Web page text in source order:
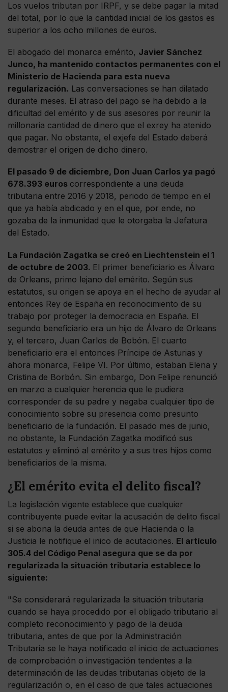
Los vuelos tributan por IRPF, y se debe pagar la mitad
del total, por lo que la cantidad inicial de los gastos es
superior a los ocho millones de euros.
El abogado del monarca emérito, Javier Sánchez
Junco, ha mantenido contactos permanentes con el
Ministerio de Hacienda para esta nueva
regularización. Las conversaciones se han dilatado
durante meses. El atraso del pago se ha debido a la
dificultad del emérito y de sus asesores por reunir la
millonaria cantidad de dinero que el exrey ha atenido
que pagar. No obstante, el exjefe del Estado deberá
demostrar el origen de dicho dinero.
El pasado 9 de diciembre, Don Juan Carlos ya pagó
678.393 euros correspondiente a una deuda
tributaria entre 2016 y 2018, periodo de tiempo en el
que ya había abdicado y en el que, por ende, no
gozaba de la inmunidad que le otorgaba la Jefatura
del Estado.
La Fundación Zagatka se creó en Liechtenstein el 1
de octubre de 2003. El primer beneficiario es Álvaro
de Orleans, primo lejano del emérito. Según sus
estatutos, su origen se apoya en el hecho de ayudar al
entonces Rey de España en reconocimiento de su
trabajo por proteger la democracia en España. El
segundo beneficiario era un hijo de Álvaro de Orleans
y, el tercero, Juan Carlos de Bobón. El cuarto
beneficiario era el entonces Príncipe de Asturias y
ahora monarca, Felipe VI. Por último, estaban Elena y
Cristina de Borbón. Sin embargo, Don Felipe renunció
en marzo a cualquier herencia que le pudiera
corresponder de su padre y negaba cualquier tipo de
conocimiento sobre su presencia como presunto
beneficiario de la fundación. El pasado mes de junio,
no obstante, la Fundación Zagatka modificó sus
estatutos y eliminó al emérito y a sus tres hijos como
beneficiarios de la misma.
¿El emérito evita el delito fiscal?
La legislación vigente establece que cualquier
contribuyente puede evitar la acusación de delito fiscal
si se abona la deuda antes de que Hacienda o la
Justicia le notifique el inico de acutaciones. El artículo
305.4 del Código Penal asegura que se da por
regularizada la situación tributaria establece lo
siguiente:
"Se considerará regularizada la situación tributaria
cuando se haya procedido por el obligado tributario al
completo reconocimiento y pago de la deuda
tributaria, antes de que por la Administración
Tributaria se le haya notificado el inicio de actuaciones
de comprobación o investigación tendentes a la
determinación de las deudas tributarias objeto de la
regularización o, en el caso de que tales actuaciones